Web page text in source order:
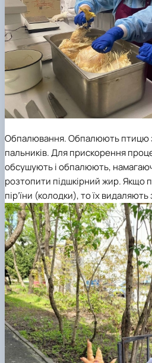
Обпалювання.Обпалюють птицю
пальників. Для прискорення
обсушують і обпалюють,
розтопити підшкірний жир. Якщо
пір’їни (колодки), то їх